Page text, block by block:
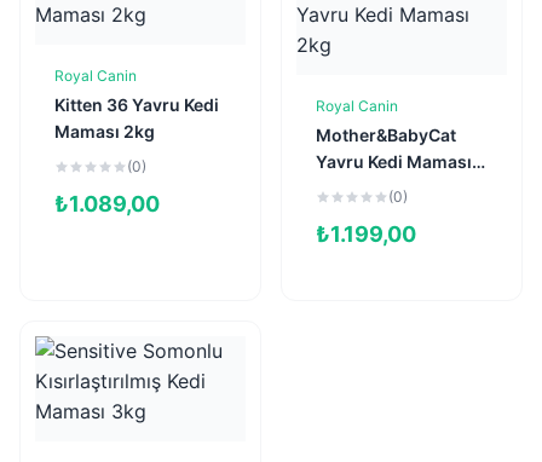
Sepete Ekle
Royal Canin
Kitten 36 Yavru Kedi
Maması 2kg
(0)
₺1.089,00
Sepete Ekle
Royal Canin
Mother&BabyCat
Yavru Kedi Maması
2kg
(0)
₺1.199,00